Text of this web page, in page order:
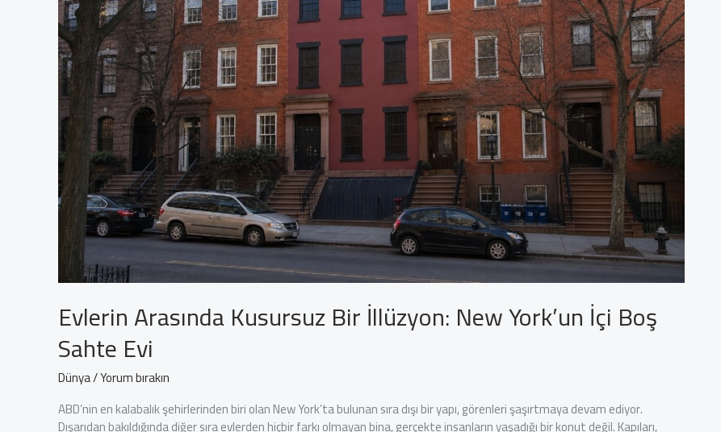
Mücadele
İçin
Milyonlarca
Sivrisinek
Doğaya
Salınıyor”
Evlerin Arasında Kusursuz Bir İllüzyon: New York’un İçi Boş
Sahte Evi
Dünya/Yorum bırakın
ABD’nin en kalabalık şehirlerinden biri olan New York’ta bulunan sıra dışı bir yapı, görenleri şaşırtmaya devam ediyor.
Dışarıdan bakıldığında diğer sıra evlerden hiçbir farkı olmayan bina, gerçekte insanların yaşadığı bir konut değil. Kapıları,